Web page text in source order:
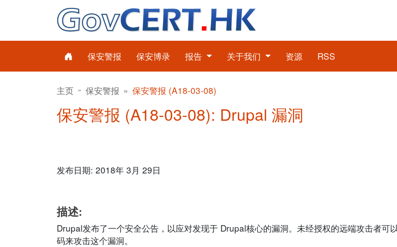
保安警报 保安博录 报告 关于我们 资源 RSS
主页 保安警报 保安警报 (A18-03-08)
保安警报 (A18-03-08): Drupal 漏洞
发布日期: 2018年 3月 29日
描述:
Drupal发布了一个安全公告，以应对发现于 Drupal核心的漏洞。未经授权的远端攻击者可
码来攻击这个漏洞。